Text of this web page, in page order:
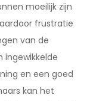
moeilijk zijn
frustratie
van de
en een goed
kan het